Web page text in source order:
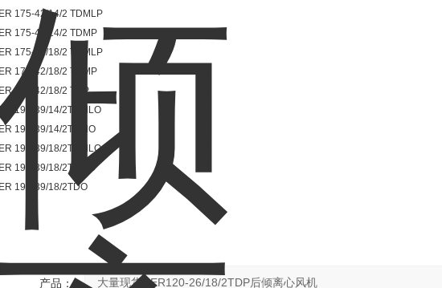
175-42/14/2 TDMLP
175-42/14/2 TDMP
175-42/18/2 TDMLP
175-42/18/2 TDMP
175-42/18/2 TDP
190-39/14/2TDMLO
190-39/14/2TDMO
190-39/18/2TDMLO
190-39/18/2TDMO
190-39/18/2TDO
产品：